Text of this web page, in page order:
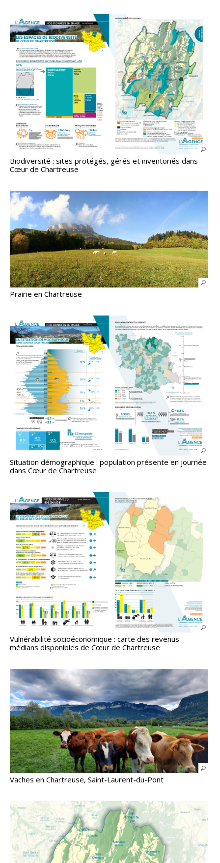
Biodiversité : sites protégés, gérés et inventoriés dans
Cœur de Chartreuse
Prairie en Chartreuse
Situation démographique : population présente en journée
dans Cœur de Chartreuse
Vulnérabilité socioéconomique : carte des revenus
médians disponibles de Cœur de Chartreuse
Vaches en Chartreuse, Saint-Laurent-du-Pont